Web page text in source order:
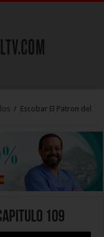
/ Escobar El Patron del
109